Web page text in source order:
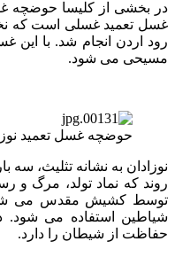
در بخشی از کلیسا حوضچه
غسل تعمید غسلی است که
رود اردن انجام شد. با این
مسیحی می شود.
حوضچه غسل تعمید
نوزادان به نشانه تثلیث،
روند که نماد تولد، مرگ
توسط کشیش مقدس می
شیاطین استفاده می شود.
حفاظت از شیطان را دارد.